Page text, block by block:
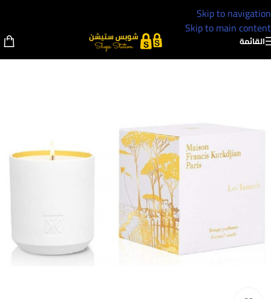
Skip to navigation
Skip to main content
القائمة